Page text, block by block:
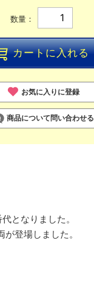
数量：
カートに入れる
お気に入りに登録
商品について問い合わせる
となりました。
登場しました。